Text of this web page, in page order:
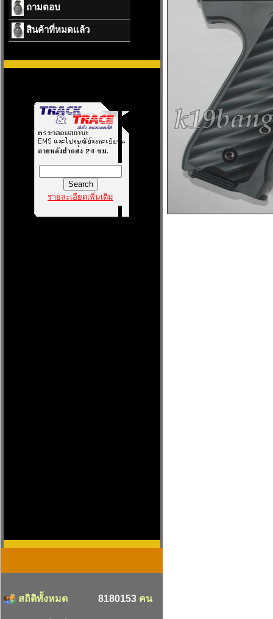
ถามตอบ
สินค้าที่หมดแล้ว
รายละเอียดเพิ่มเติม
สถิติทั้งหมด 8180153 คน